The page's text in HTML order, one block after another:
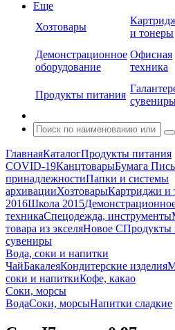
Еще
Хозтовары
и тонеры
Демонстрационное
оборудование
Офисная
техника
Продукты питания
ГлавнаяКаталогПродукты питания
COVID-19КанцтоварыБумага
принадлежностиПапки и системы
архивацииХозтоварыКартриджи и
2016Школа 2015
техникаСпецодежда, инструменты
товара из экселяНовое СПродукты
сувениры
Вода, соки и напитки
ЧайБакалеяКондитерские изделия
соки и напиткиКофе, какао
Соки, морсы
ВодаСоки, морсыНапитки сладкие